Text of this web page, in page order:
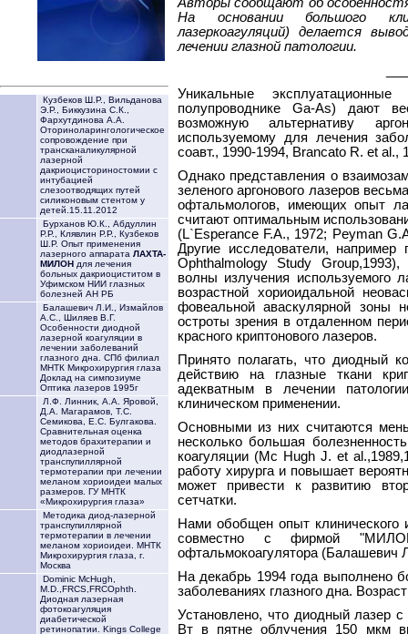
Кузбеков Ш.Р., Вильданова
Э.Р., Биккузина С.К.,
Фархутдинова А.А.
Оториноларингологическое
сопровождение при
трансканаликулярной
лазерной
дакриоцисториностомии с
интубацией
слезоотводящих путей
силиконовым стентом у
детей.15.11.2012
Бурханов Ю.К., Абдуллин
Р.Р., Клявлин Р.Р., Кузбеков
Ш.Р. Опыт применения
лазерного аппарата ЛАХТА-
МИЛОН для лечения
больных дакриоциститом в
Уфимском НИИ глазных
болезней АН РБ
Балашевич Л.И., Измайлов
А.С., Шиляев В.Г.
Особенности диодной
лазерной коагуляции в
лечении заболеваний
глазного дна. СПб филиал
МНТК Микрохирургия глаза
Доклад на симпозиуме
Оптика лазеров 1995г
Л.Ф. Линник, А.А. Яровой,
Д.А. Магарамов, Т.С.
Семикова, Е.С. Булгакова.
Сравнительная оценка
методов брахитерапии и
диодлазерной
транспупиллярной
термотерапии при лечении
меланом хориоидеи малых
размеров. ГУ МНТК
«Микрохирургия глаза»
Методика диод-лазерной
транспупиллярной
термотерапии в лечении
меланом хориоидеи. МНТК
Микрохирургия глаза, г.
Москва
Dominic McHugh,
M.D.,FRCS,FRCOphth.
Диодная лазерная
фотокоагуляция
диабетической
ретинопатии. Kings College
На основании большого
лазеркоагуляций) делается
лечении глазной патологии.
Уникальные
полупроводнике Ga-As) дают
возможную альтернативу
используемому для лечения
соавт., 1990-1994, Brancato R. et
Однако представления о
зеленого аргонового лазеров
офтальмологов, имеющих опыт
считают оптимальным
(L`Esperance F.A., 1972; Peyman
Другие исследователи, например
Ophthalmology Study
волны излучения используемого
возрастной хориоидальной
фовеальной аваскулярной зоны
остроты зрения в отдаленном
красного криптонового лазеров.
Принято полагать, что диодный
действию на глазные ткани
адекватным в лечении
клиническом применении.
Основными из них считаются
несколько большая
коагуляции (Mc Hugh J. et
работу хирурга и повышает
может привести к развитию
сетчатки.
Нами обобщен опыт клинического
совместно с фирмой "МИЛОН"
офтальмокоагулятора (Балашевич
На декабрь 1994 года выполнено
заболеваниях глазного дна.
Установлено, что диодный лазер
Вт в пятне облучения 150 мкм